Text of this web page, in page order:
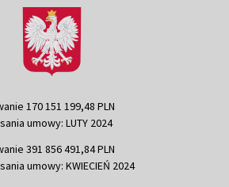
170 151 199,48 PLN
umowy: LUTY 2024
391 856 491,84 PLN
umowy: KWIECIEŃ 2024